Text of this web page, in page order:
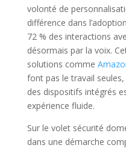
volonté de
différence dans
72 % des interactions
désormais par la voix.
solutions comme
font pas le travail
des dispositifs intégrés
expérience fluide.
Sur le volet sécurité
dans une démarche